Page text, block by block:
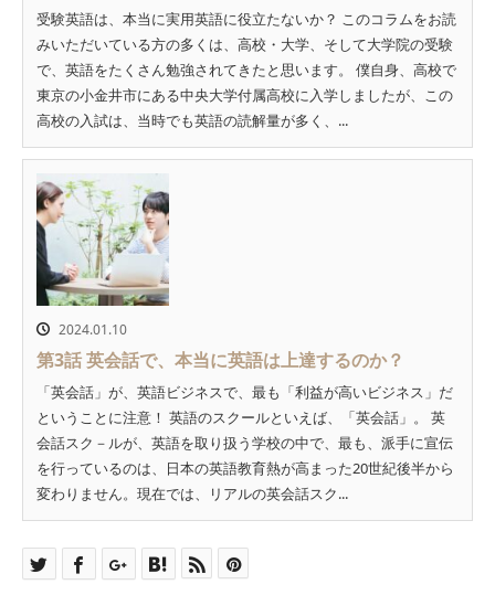
受験英語は、本当に実用英語に役立たないか？ このコラムをお読
みいただいている方の多くは、高校・大学、そして大学院の受験
で、英語をたくさん勉強されてきたと思います。 僕自身、高校で
東京の小金井市にある中央大学付属高校に入学しましたが、この
高校の入試は、当時でも英語の読解量が多く、...
2024.01.10
第3話 英会話で、本当に英語は上達するのか？
「英会話」が、英語ビジネスで、最も「利益が高いビジネス」だ
ということに注意！ 英語のスクールといえば、「英会話」。 英
会話スク－ルが、英語を取り扱う学校の中で、最も、派手に宣伝
を行っているのは、日本の英語教育熱が高まった20世紀後半から
変わりません。現在では、リアルの英会話スク...